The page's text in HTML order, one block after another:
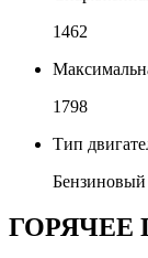
1462
1798
Тип
ГОРЯЧЕЕ